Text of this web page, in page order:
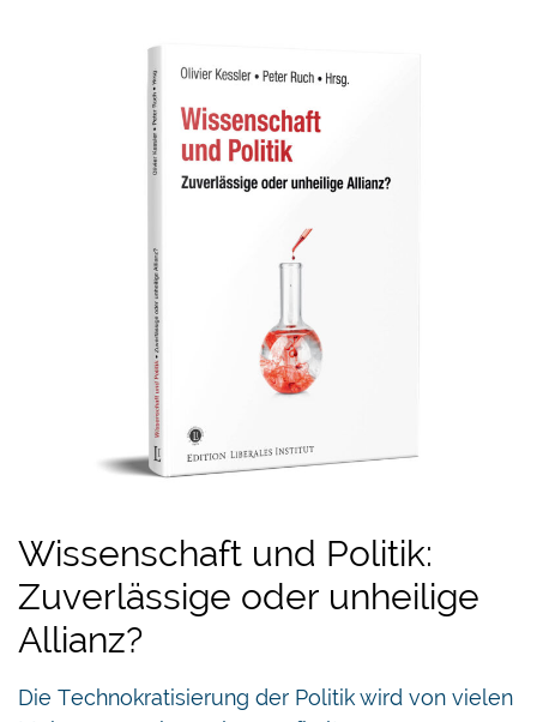
Wissenschaft und Politik:
Zuverlässige oder unheilige
Allianz?
Die Technokratisierung der Politik wird von vielen